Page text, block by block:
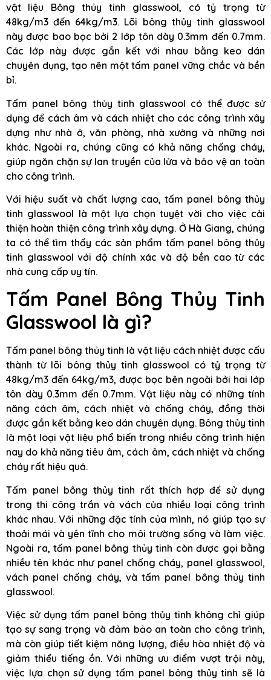
vật liệu Bông thủy tinh glasswool, có tỷ trọng từ
48kg/m3 đến 64kg/m3. Lõi bông thủy tinh glasswool
này được bao bọc bởi 2 lớp tôn dày 0.3mm đến 0.7mm.
Các lớp này được gắn kết với nhau bằng keo dán
chuyên dụng, tạo nên một tấm panel vững chắc và bền
bỉ.
Tấm panel bông thủy tinh glasswool có thể được sử
dụng để cách âm và cách nhiệt cho các công trình xây
dựng như nhà ở, văn phòng, nhà xưởng và những nơi
khác. Ngoài ra, chúng cũng có khả năng chống cháy,
giúp ngăn chặn sự lan truyền của lửa và bảo vệ an toàn
cho công trình.
Với hiệu suất và chất lượng cao, tấm panel bông thủy
tinh glasswool là một lựa chọn tuyệt vời cho việc cải
thiện hoàn thiện công trình xây dựng. Ở Hà Giang, chúng
ta có thể tìm thấy các sản phẩm tấm panel bông thủy
tinh glasswool với độ chính xác và độ bền cao từ các
nhà cung cấp uy tín.
Tấm Panel Bông Thủy Tinh
Glasswool là gì?
Tấm panel bông thủy tinh là vật liệu cách nhiệt được cấu
thành từ lõi bông thủy tinh glasswool có tỷ trọng từ
48kg/m3 đến 64kg/m3, được bọc bên ngoài bởi hai lớp
tôn dày 0.3mm đến 0.7mm. Vật liệu này có những tính
năng cách âm, cách nhiệt và chống cháy, đồng thời
được gắn kết bằng keo dán chuyên dụng. Bông thủy tinh
là một loại vật liệu phổ biến trong nhiều công trình hiện
nay do khả năng tiêu âm, cách âm, cách nhiệt và chống
cháy rất hiệu quả.
Tấm panel bông thủy tinh rất thích hợp để sử dụng
trong thi công trần và vách của nhiều loại công trình
khác nhau. Với những đặc tính của mình, nó giúp tạo sự
thoải mái và yên tĩnh cho môi trường sống và làm việc.
Ngoài ra, tấm panel bông thủy tinh còn được gọi bằng
nhiều tên khác như panel chống cháy, panel glasswool,
vách panel chống cháy, và tấm panel bông thủy tinh
glasswool.
Việc sử dụng tấm panel bông thủy tinh không chỉ giúp
tạo sự sang trọng và đảm bảo an toàn cho công trình,
mà còn giúp tiết kiệm năng lượng, điều hòa nhiệt độ và
giảm thiểu tiếng ồn. Với những ưu điểm vượt trội này,
việc lựa chọn sử dụng tấm panel bông thủy tinh sẽ là